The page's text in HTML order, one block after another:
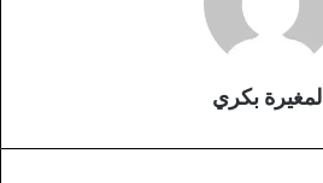
المغيرة بكري